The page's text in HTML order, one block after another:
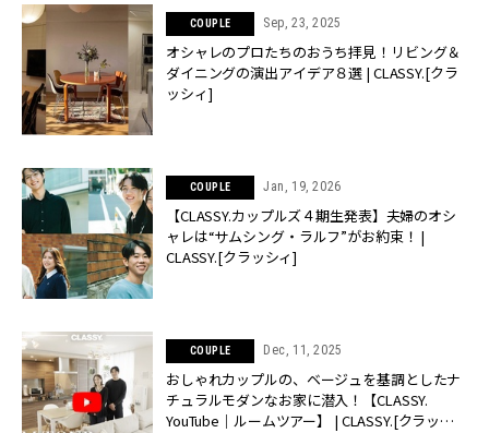
COUPLE Sep, 23, 2025
オシャレのプロたちのおうち拝見！リビング＆
ダイニングの演出アイデア８選 | CLASSY.[クラ
ッシィ]
COUPLE Jan, 19, 2026
【CLASSY.カップルズ４期生発表】夫婦のオシ
ャレは“サムシング・ラルフ”がお約束！ |
CLASSY.[クラッシィ]
COUPLE Dec, 11, 2025
おしゃれカップルの、ベージュを基調としたナ
チュラルモダンなお家に潜入！【CLASSY.
YouTube｜ルームツアー】 | CLASSY.[クラッシ